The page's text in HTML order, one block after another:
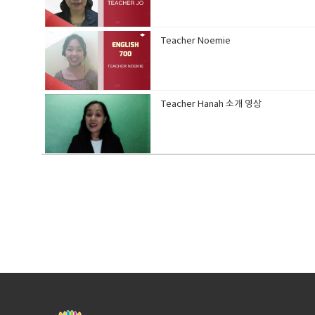
Teacher Noemie
Teacher Hanah 소개 영상